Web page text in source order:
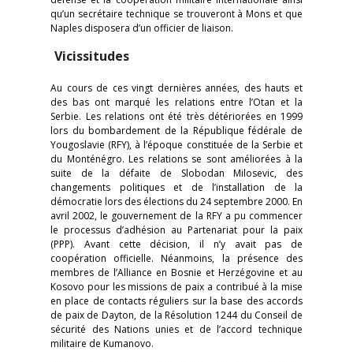
qu’un secrétaire technique se trouveront à Mons et que
Naples disposera d’un officier de liaison.
Vicissitudes
Au cours de ces vingt dernières années, des hauts et
des bas ont marqué les relations entre l’Otan et la
Serbie. Les relations ont été très détériorées en 1999
lors du bombardement de la République fédérale de
Yougoslavie (RFY), à l’époque constituée de la Serbie et
du Monténégro. Les relations se sont améliorées à la
suite de la défaite de Slobodan Milosevic, des
changements politiques et de l’installation de la
démocratie lors des élections du 24 septembre 2000. En
avril 2002, le gouvernement de la RFY a pu commencer
le processus d’adhésion au Partenariat pour la paix
(PPP). Avant cette décision, il n’y avait pas de
coopération officielle. Néanmoins, la présence des
membres de l’Alliance en Bosnie et Herzégovine et au
Kosovo pour les missions de paix a contribué à la mise
en place de contacts réguliers sur la base des accords
de paix de Dayton, de la Résolution 1244 du Conseil de
sécurité des Nations unies et de l’accord technique
militaire de Kumanovo.